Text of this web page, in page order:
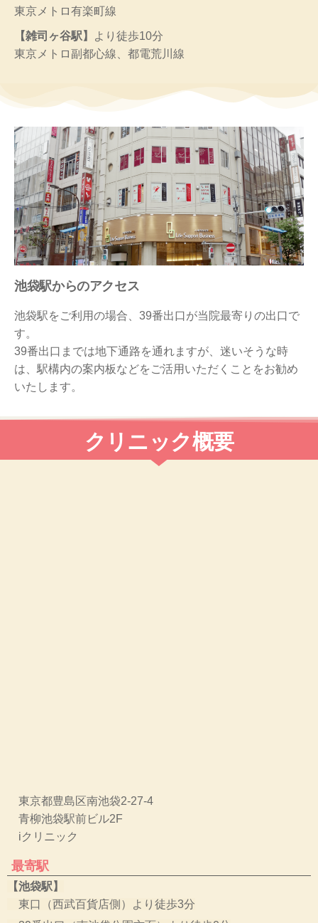
東京メトロ有楽町線
【雑司ヶ谷駅】
より徒歩10分
東京メトロ副都心線、都電荒川線
池袋駅からのアクセス
池袋駅をご利用の場合、39番出口が当院最寄りの出口で
す。
39番出口までは地下通路を通れますが、迷いそうな時
は、駅構内の案内板などをご活用いただくことをお勧め
いたします。
クリニック概要
東京都豊島区南池袋2-27-4
青柳池袋駅前ビル2F
iクリニック
最寄駅
【池袋駅】
東口（西武百貨店側）より徒歩3分